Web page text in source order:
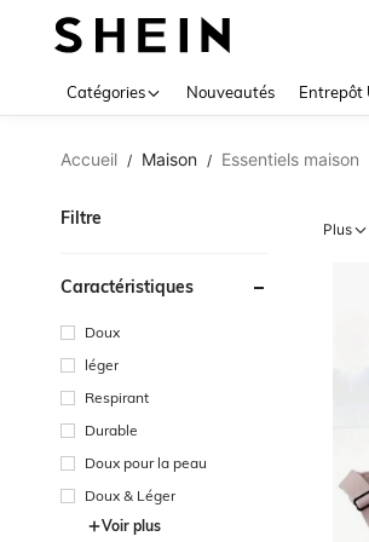
Catégories Nouveautés Entrepôt
Accueil / Maison / Essentiels maison
Filtre
Caractéristiques
Doux
léger
Respirant
Durable
Doux pour la peau
Doux & Léger
Voir plus
Plus